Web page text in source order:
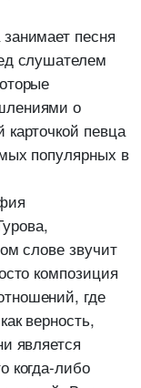
песня
слушателем
о
певца
популярных в
слове звучит
композиция
где
верность,
является
когда-либо